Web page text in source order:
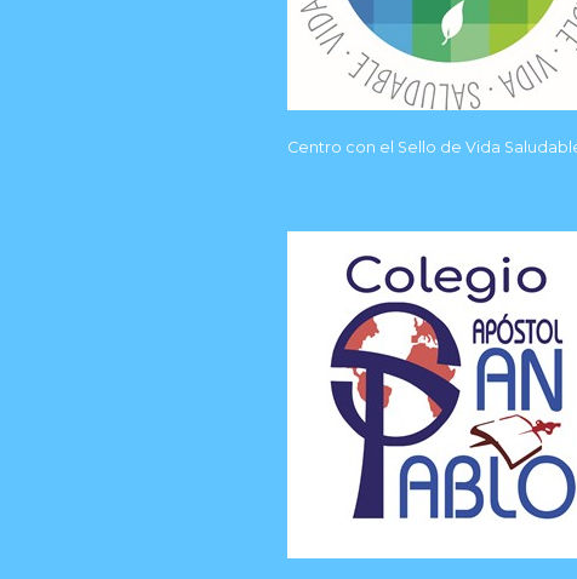
Centro con el Sello de Vida